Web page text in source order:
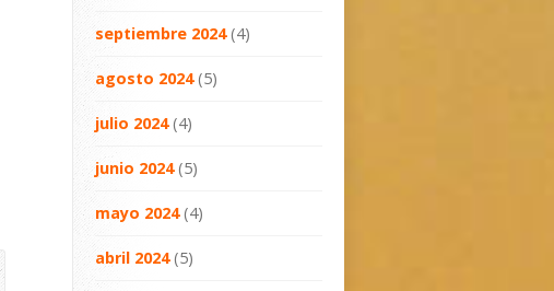
septiembre 2024(4)
agosto 2024(5)
julio 2024(4)
junio 2024(5)
mayo 2024(4)
abril 2024(5)